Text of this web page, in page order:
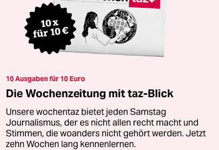
10 Ausgaben für 10 Euro
Die Wochenzeitung mit taz-Blick
Unsere wochentaz bietet jeden Samstag
Journalismus, der es nicht allen recht macht und
Stimmen, die woanders nicht gehört werden. Jetzt
zehn Wochen lang kennenlernen.